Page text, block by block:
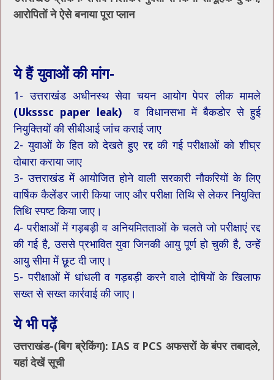
आरोपितों ने ऐसे बनाया पूरा प्लान
ये हैं युवाओं की मांग-
1- उत्तराखंड अधीनस्थ सेवा चयन आयोग पेपर लीक मामले
(Uksssc paper leak) व विधानसभा में बैकडोर से हुई
नियुक्तियों की सीबीआई जांच कराई जाए
2- युवाओं के हित को देखते हुए रद्द की गई परीक्षाओं को शीघ्र
दोबारा कराया जाए
3- उत्तराखंड में आयोजित होने वाली सरकारी नौकरियों के लिए
वार्षिक कैलेंडर जारी किया जाए और परीक्षा तिथि से लेकर नियुक्ति
तिथि स्पष्ट किया जाए।
4- परीक्षाओं में गड़बड़ी व अनियमितताओं के चलते जो परीक्षाएं रद्द
की गई है, उससे प्रभावित युवा जिनकी आयु पूर्ण हो चुकी है, उन्हें
आयु सीमा में छूट दी जाए।
5- परीक्षाओं में धांधली व गड़बड़ी करने वाले दोषियों के खिलाफ
सख्त से सख्त कार्रवाई की जाए।
ये भी पढ़ें
उत्तराखंड-(बिग ब्रेकिंग): IAS व PCS अफसरों के बंपर तबादले,
यहां देखें सूची